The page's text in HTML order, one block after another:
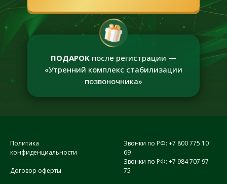
ПОДАРОК после регистрации —
«Утренний комплекс стабилизации
позвоночника»
Политика
конфиденциальности
Договор оферты
Звонки по РФ: +7 800 775 10
69
Звонки по РФ: +7 984 707 97
75